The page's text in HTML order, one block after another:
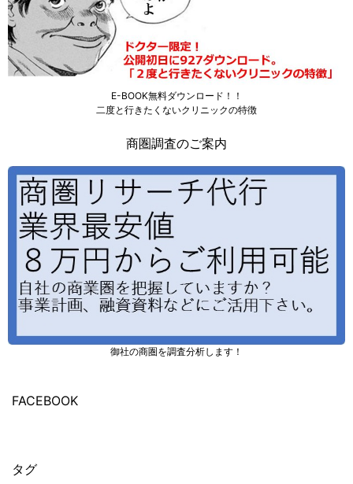
E-BOOK無料ダウンロード！！
二度と行きたくないクリニックの特徴
商圏調査のご案内
御社の商圏を調査分析します！
FACEBOOK
タグ